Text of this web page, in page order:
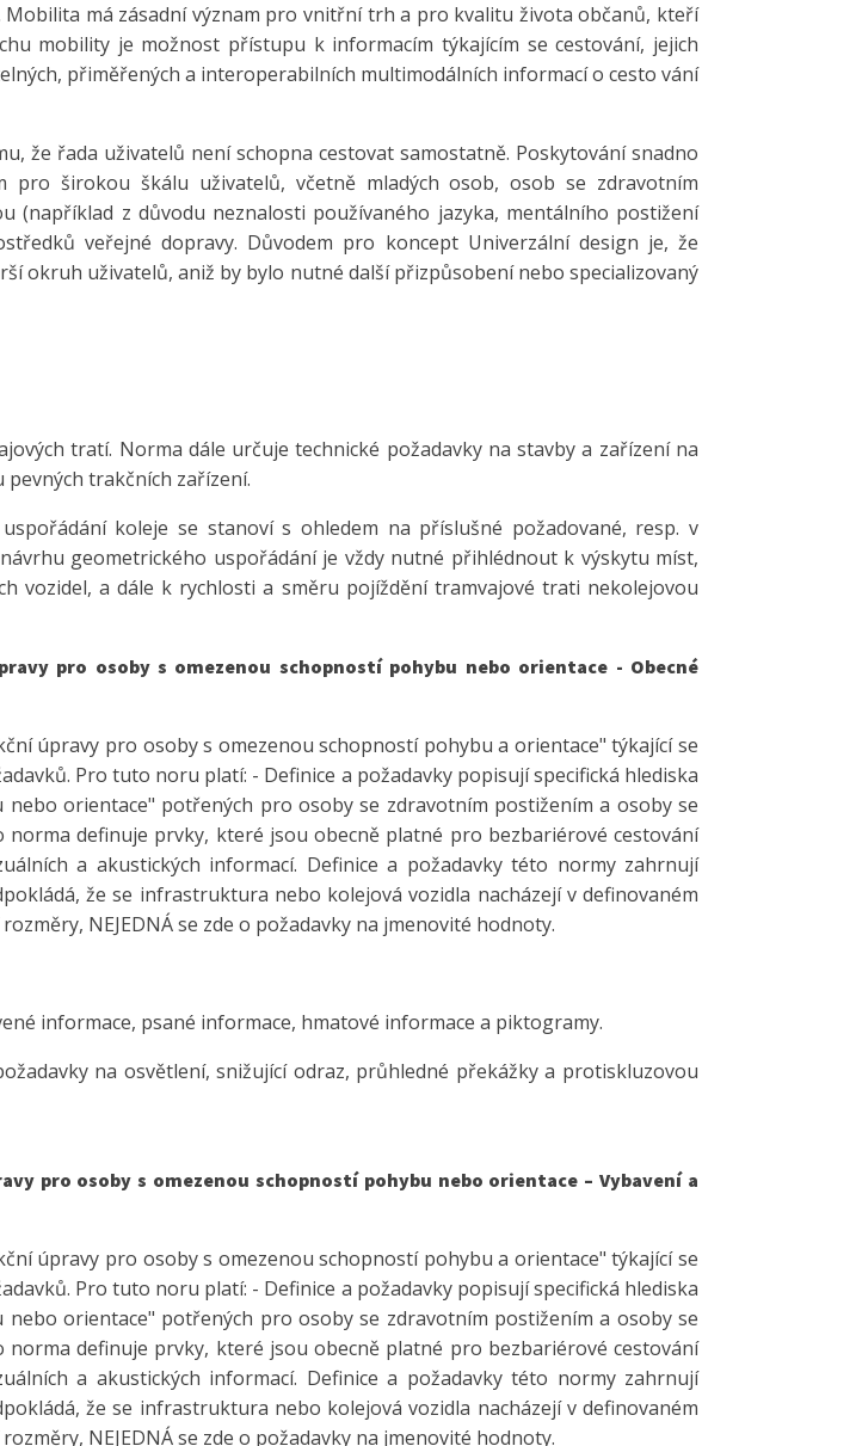
má zásadní význam pro vnitřní trh a pro kvalitu života občanů, kteří
mobility je možnost přístupu k informacím týkajícím se cestování, jejich
přiměřených a interoperabilních multimodálních informací o cesto vání
že řada uživatelů není schopna cestovat samostatně. Poskytování snadno
pro širokou škálu uživatelů, včetně mladých osob, osob se zdravotním
(například z důvodu neznalosti používaného jazyka, mentálního postižení
veřejné dopravy. Důvodem pro koncept Univerzální design je, že
okruh uživatelů, aniž by bylo nutné další přizpůsobení nebo specializovaný
tratí. Norma dále určuje technické požadavky na stavby a zařízení na
trakčních zařízení.
koleje se stanoví s ohledem na příslušné požadované, resp. v
geometrického uspořádání je vždy nutné přihlédnout k výskytu míst,
vozidel, a dále k rychlosti a směru pojíždění tramvajové trati nekolejovou
pro osoby s omezenou schopností pohybu nebo orientace - Obecné
úpravy pro osoby s omezenou schopností pohybu a orientace" týkající se
Pro tuto noru platí: - Definice a požadavky popisují specifická hlediska
orientace" potřených pro osoby se zdravotním postižením a osoby se
definuje prvky, které jsou obecně platné pro bezbariérové cestování
a akustických informací. Definice a požadavky této normy zahrnují
že se infrastruktura nebo kolejová vozidla nacházejí v definovaném
NEJEDNÁ se zde o požadavky na jmenovité hodnoty.
informace, psané informace, hmatové informace a piktogramy.
na osvětlení, snižující odraz, průhledné překážky a protiskluzovou
pro osoby s omezenou schopností pohybu nebo orientace – Vybavení a
úpravy pro osoby s omezenou schopností pohybu a orientace" týkající se
Pro tuto noru platí: - Definice a požadavky popisují specifická hlediska
orientace" potřených pro osoby se zdravotním postižením a osoby se
definuje prvky, které jsou obecně platné pro bezbariérové cestování
a akustických informací. Definice a požadavky této normy zahrnují
že se infrastruktura nebo kolejová vozidla nacházejí v definovaném
NEJEDNÁ se zde o požadavky na jmenovité hodnoty.